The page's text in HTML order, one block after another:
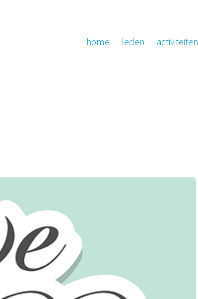
home leden activiteiten